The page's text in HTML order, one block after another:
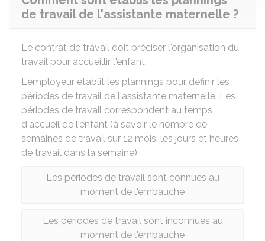
de travail de l'assistante maternelle ?
Le contrat de travail doit préciser l'organisation du
travail pour accueillir l'enfant.
L'employeur établit les plannings pour définir les
périodes de travail de l'assistante maternelle. Les
périodes de travail correspondent au temps
d'accueil de l'enfant (à savoir le nombre de
semaines de travail sur 12 mois, les jours et heures
de travail dans la semaine).
Les périodes de travail sont connues au
moment de l'embauche
Les périodes de travail sont inconnues au
moment de l'embauche